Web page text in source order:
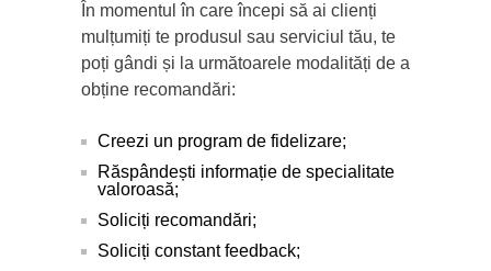
În momentul în care începi să ai clienți
mulțumiți te produsul sau serviciul tău, te
poți gândi și la următoarele modalități de a
obține recomandări:
Creezi un program de fidelizare;
Răspândești informație de specialitate
valoroasă;
Soliciți recomandări;
Soliciți constant feedback;